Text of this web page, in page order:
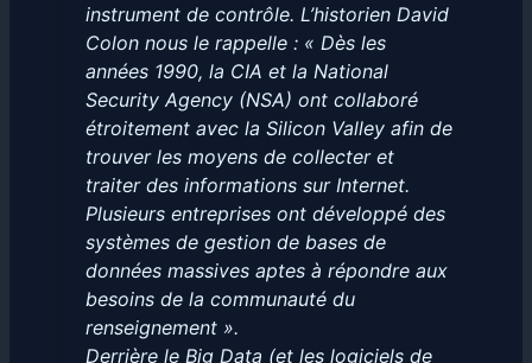
instrument de contrôle. L’historien David
Colon nous le rappelle : « Dès les
années 1990, la CIA et la National
Security Agency (NSA) ont collaboré
étroitement avec la Silicon Valley afin de
trouver les moyens de collecter et
traiter des informations sur Internet.
Plusieurs entreprises ont développé des
systèmes de gestion de bases de
données massives aptes à répondre aux
besoins de la communauté du
renseignement ».
Derrière le Big Data (et les logiciels de